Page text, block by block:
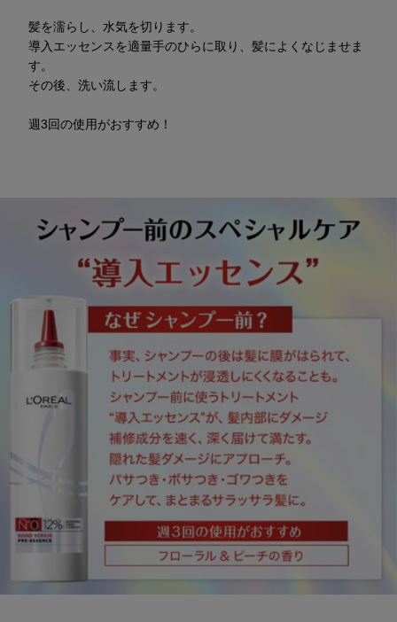
髪を濡らし、水気を切ります。
導入エッセンスを適量手のひらに取り、髪によくなじませま
す。
その後、洗い流します。
週3回の使用がおすすめ！